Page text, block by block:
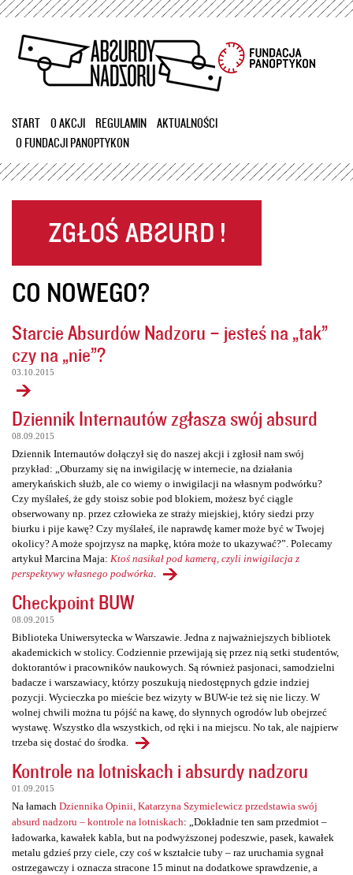
Przejdź
treści
START O AKCJI REGULAMIN
AKTUALNOŚCI
O FUNDACJI PANOPTYKON
CO NOWEGO?
Starcie Absurdów Nadzoru – jesteś na „tak”
czy na „nie”?
03.10.2015
Dziennik Internautów zgłasza swój absurd
08.09.2015
Dziennik Internautów dołączył się do naszej akcji i zgłosił nam swój
przykład: „Oburzamy się na inwigilację w internecie, na działania
amerykańskich służb, ale co wiemy o inwigilacji na własnym podwórku?
Czy myślałeś, że gdy stoisz sobie pod blokiem, możesz być ciągle
obserwowany np. przez człowieka ze straży miejskiej, który siedzi przy
biurku i pije kawę? Czy myślałeś, ile naprawdę kamer może być w Twojej
okolicy? A może spojrzysz na mapkę, która może to ukazywać?”. Polecamy
artykuł Marcina Maja: Ktoś nasikał pod kamerą, czyli inwigilacja z
perspektywy własnego podwórka
Checkpoint BUW
08.09.2015
Biblioteka Uniwersytecka w Warszawie. Jedna z najważniejszych bibliotek
akademickich w stolicy. Codziennie przewijają się przez nią setki studentów,
doktorantów i pracowników naukowych. Są również pasjonaci, samodzielni
badacze i warszawiacy, którzy poszukują niedostępnych gdzie indziej
pozycji. Wycieczka po mieście bez wizyty w BUW-ie też się nie liczy. W
wolnej chwili można tu pójść na kawę, do słynnych ogrodów lub obejrzeć
wystawę. Wszystko dla wszystkich, od ręki i na miejscu. No tak, ale najpierw
trzeba się dostać do środka.
Kontrole na lotniskach i absurdy nadzoru
01.09.2015
Na łamach Dziennika Opinii, Katarzyna Szymielewicz przedstawia swój
absurd nadzoru – kontrole na lotniskach: „Dokładnie ten sam przedmiot –
ładowarka, kawałek kabla, but na podwyższonej podeszwie, pasek, kawałek
metalu gdzieś przy ciele, czy coś w kształcie tuby – raz uruchamia sygnał
ostrzegawczy i oznacza stracone 15 minut na dodatkowe sprawdzenie, a